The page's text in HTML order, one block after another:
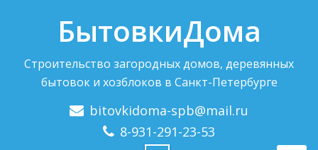
БытовкиДома
Строительство загородных домов, деревянных
бытовок и хозблоков в Санкт-Петербурге
bitovkidoma-spb@mail.ru
8-931-291-23-53